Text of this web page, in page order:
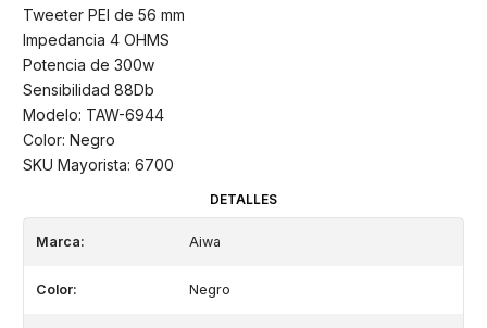
Tweeter PEI de 56 mm
Impedancia 4 OHMS
Potencia de 300w
Sensibilidad 88Db
Modelo: TAW-6944
Color: Negro
SKU Mayorista: 6700
DETALLES
Marca: Aiwa
Color: Negro